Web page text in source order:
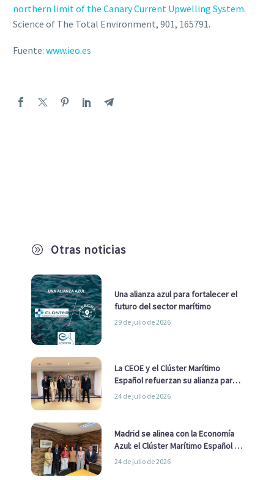
A Otras noticias
Una alianza azul para fortalecer el
futuro del sector marítimo
29 de julio de 2026
La CEOE y el Clúster Marítimo
Español refuerzan su alianza para
impulsar una estrategia Nacional
24 de julio de 2026
Madrid se alinea con la Economía
Azul: el Clúster Marítimo Español y
la Real Liga Naval avanzan alianzas
24 de julio de 2026
northern limit of the Canary Current Upwelling System.
Science of The Total Environment, 901, 165791.
Fuente: www.ieo.es